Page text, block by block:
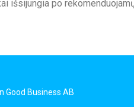
išsijungia po
Good Business AB